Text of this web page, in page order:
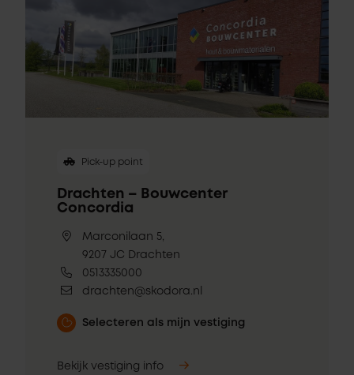
Pick-up point
Drachten – Bouwcenter
Concordia
Marconilaan 5,
9207 JC Drachten
0513335000
drachten@skodora.nl
Selecteren als mijn vestiging
Bekijk vestiging info